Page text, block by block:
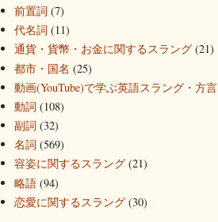
前置詞 (7)
代名詞 (11)
通貨・貨幣・お金に関するスラング (21)
都市・国名 (25)
動画(YouTube)で学ぶ英語スラング・方言
動詞 (108)
副詞 (32)
名詞 (569)
容姿に関するスラング (21)
略語 (94)
恋愛に関するスラング (30)